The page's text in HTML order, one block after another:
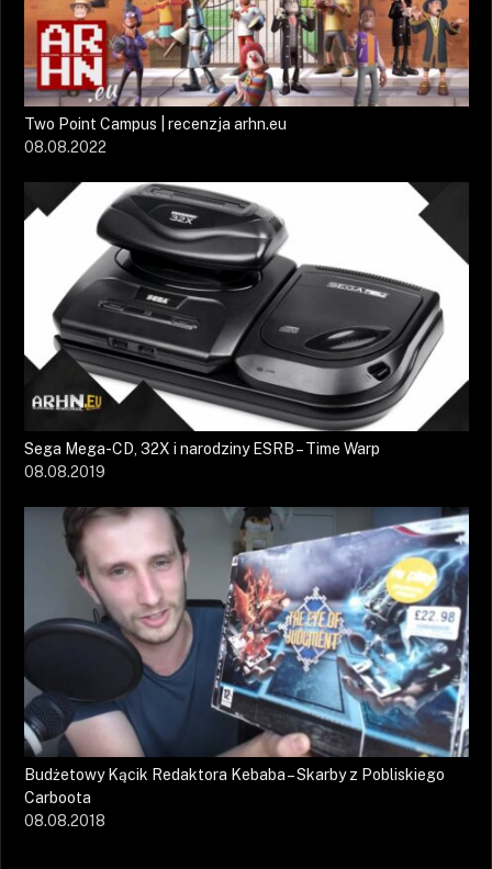
Two Point Campus | recenzja arhn.eu
08.08.2022
Sega Mega-CD, 32X i narodziny ESRB – Time Warp
08.08.2019
Budżetowy Kącik Redaktora Kebaba – Skarby z Pobliskiego
Carboota
08.08.2018